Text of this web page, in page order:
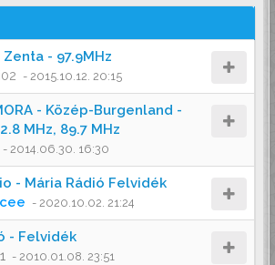
- 97.9MHz
- 2015.10.12. 20:15
- Közép-Burgenland -
MHz, 89.7 MHz
- 2014.06.30. 16:30
- Mária Rádió Felvidék
- 2020.10.02. 21:24
- Felvidék
- 2010.01.08. 23:51